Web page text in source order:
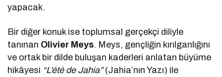
yapacak.
Bir diğer konuk ise toplumsal gerçekçi diliyle
tanınan Olivier Meys. Meys, gençliğin kırılganlığını
ve ortak bir dilde buluşan kaderleri anlatan büyüme
hikâyesi “L’été de Jahia”(Jahia’nın Yazı) ile